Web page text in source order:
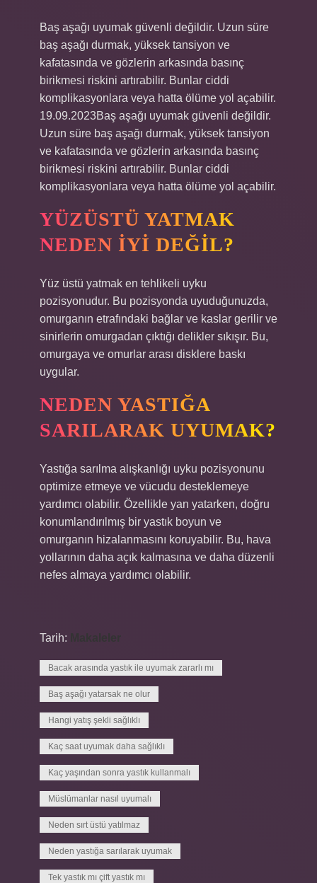
Baş aşağı uyumak güvenli değildir. Uzun süre
baş aşağı durmak, yüksek tansiyon ve
kafatasında ve gözlerin arkasında basınç
birikmesi riskini artırabilir. Bunlar ciddi
komplikasyonlara veya hatta ölüme yol açabilir.
19.09.2023Baş aşağı uyumak güvenli değildir.
Uzun süre baş aşağı durmak, yüksek tansiyon
ve kafatasında ve gözlerin arkasında basınç
birikmesi riskini artırabilir. Bunlar ciddi
komplikasyonlara veya hatta ölüme yol açabilir.
YÜZÜSTÜ YATMAK
NEDEN IYI DEĞIL?
Yüz üstü yatmak en tehlikeli uyku
pozisyonudur. Bu pozisyonda uyuduğunuzda,
omurganın etrafındaki bağlar ve kaslar gerilir ve
sinirlerin omurgadan çıktığı delikler sıkışır. Bu,
omurgaya ve omurlar arası disklere baskı
uygular.
NEDEN YASTIĞA
SARILARAK UYUMAK?
Yastığa sarılma alışkanlığı uyku pozisyonunu
optimize etmeye ve vücudu desteklemeye
yardımcı olabilir. Özellikle yan yatarken, doğru
konumlandırılmış bir yastık boyun ve
omurganın hizalanmasını koruyabilir. Bu, hava
yollarının daha açık kalmasına ve daha düzenli
nefes almaya yardımcı olabilir.
Tarih:
Bacak arasında yastık ile uyumak zararlı mı
Baş aşağı yatarsak ne olur
Hangi yatış şekli sağlıklı
Kaç saat uyumak daha sağlıklı
Kaç yaşından sonra yastık kullanmalı
Müslümanlar nasıl uyumalı
Neden sırt üstü yatılmaz
Neden yastığa sarılarak uyumak
Tek yastık mı çift yastık mı